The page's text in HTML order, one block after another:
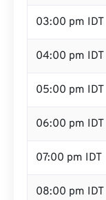
03:00 pm IDT
04:00 pm IDT
05:00 pm IDT
06:00 pm IDT
07:00 pm IDT
08:00 pm IDT